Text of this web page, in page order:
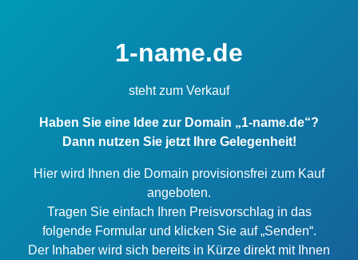
1-name.de
steht zum Verkauf
Haben Sie eine Idee zur Domain „1-name.de“?
Dann nutzen Sie jetzt Ihre Gelegenheit!
Hier wird Ihnen die Domain provisionsfrei zum Kauf
angeboten.
Tragen Sie einfach Ihren Preisvorschlag in das
folgende Formular und klicken Sie auf „Senden“.
Der Inhaber wird sich bereits in Kürze direkt mit Ihnen